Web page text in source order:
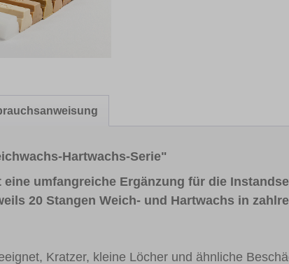
Hartwachs-Serie"
umfangreiche Ergänzung für die
20 Stangen Weich- und Hartwachs in
Kratzer, kleine Löcher und ähnliche